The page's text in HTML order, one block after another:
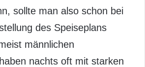
sollte man also schon bei
des Speiseplans
männlichen
nachts oft mit starken